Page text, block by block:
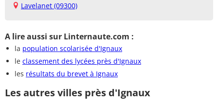
Lavelanet (09300)
A lire aussi sur Linternaute.com :
la population scolarisée d'Ignaux
le classement des lycées près d'Ignaux
les résultats du brevet à Ignaux
Les autres villes près d'Ignaux